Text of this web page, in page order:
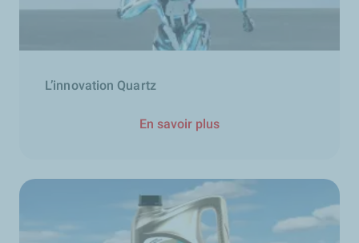
L’innovation Quartz
En savoir plus